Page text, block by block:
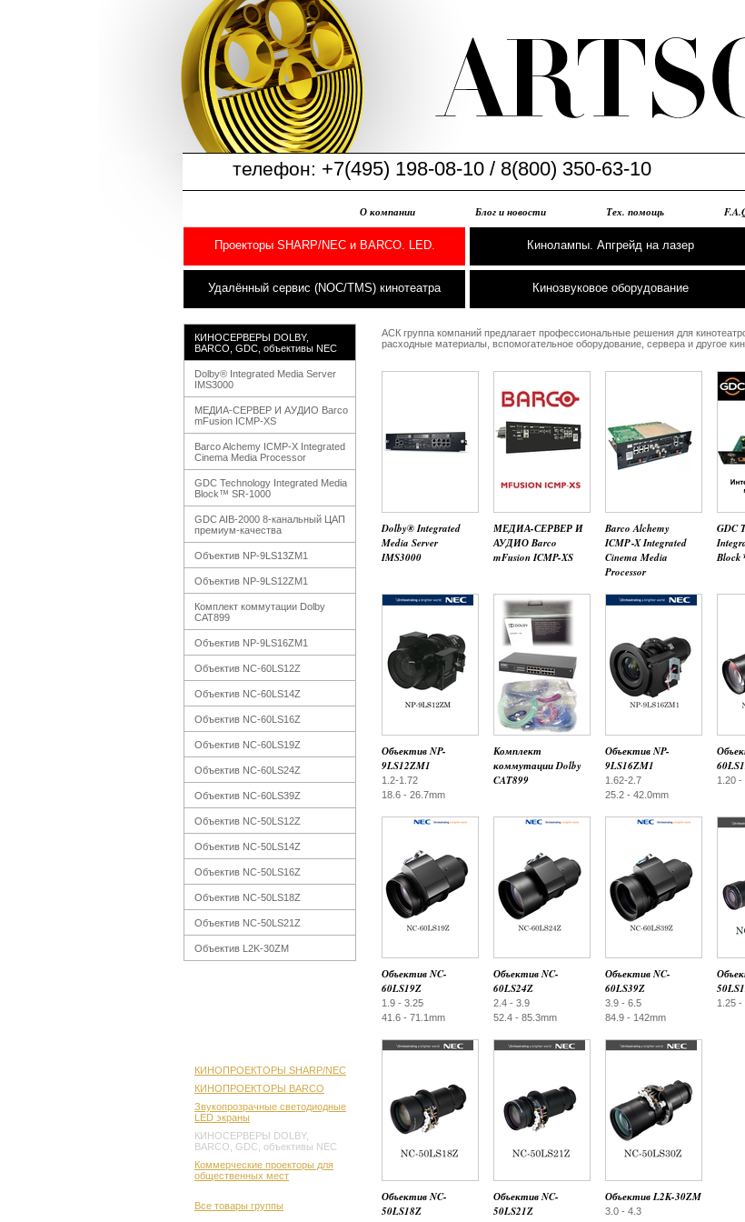
телефон: +7(495) 198-08-10 / 8(800) 350-63-10
О компании Блог и новости Тех. помощь
Проекторы SHARP/NEC и BARCO. LED. Кинолампы. Апгрейд на лазер
Удалённый сервис (NOC/TMS) кинотеатра Кинозвуковое оборудование
КИНОСЕРВЕРЫ DOLBY,
BARCO, GDC, объективы NEC
Dolby® Integrated Media Server
IMS3000
МЕДИА-СЕРВЕР И АУДИО Barco
mFusion ICMP-XS
Barco Alchemy ICMP‑X Integrated
Cinema Media Processor
GDC Technology Integrated Media
Block™ SR-1000
GDC AIB-2000 8-канальный ЦАП
премиум-качества
Объектив NP-9LS13ZM1
Объектив NP-9LS12ZM1
Комплект коммутации Dolby
CAT899
Объектив NP-9LS16ZM1
Объектив NC-60LS12Z
Объектив NC-60LS14Z
Объектив NC-60LS16Z
Объектив NC-60LS19Z
Объектив NC-60LS24Z
Объектив NC-60LS39Z
Объектив NC-50LS12Z
Объектив NC-50LS14Z
Объектив NC-50LS16Z
Объектив NC-50LS18Z
Объектив NC-50LS21Z
Объектив L2K-30ZM
КИНОПРОЕКТОРЫ SHARP/NEC
КИНОПРОЕКТОРЫ BARCO
Звукопрозрачные светодиодные
LED экраны
КИНОСЕРВЕРЫ DOLBY,
BARCO, GDC, объективы NEC
Коммерческие проекторы для
общественных мест
Все товары группы
АСК группа компаний предлагает профессиональные решения для
расходные материалы, вспомогательное оборудование, сервера и другое
Dolby® Integrated
Media Server
IMS3000
МЕДИА-СЕРВЕР И
АУДИО Barco
mFusion ICMP-XS
Barco Alchemy
ICMP‑X Integrated
Cinema Media
Processor
GDC
Объектив NP-
9LS12ZM1
1.2-1.72
18.6 - 26.7mm
Комплект
коммутации Dolby
CAT899
Объектив NP-
9LS16ZM1
1.62-2.7
25.2 - 42.0mm
1.20 -
Объектив NC-
60LS19Z
1.9 - 3.25
41.6 - 71.1mm
Объектив NC-
60LS24Z
2.4 - 3.9
52.4 - 85.3mm
Объектив NC-
60LS39Z
3.9 - 6.5
84.9 - 142mm
1.25 -
Объектив NC-
50LS18Z
Объектив NC-
50LS21Z
Объектив L2K-30ZM
3.0 - 4.3